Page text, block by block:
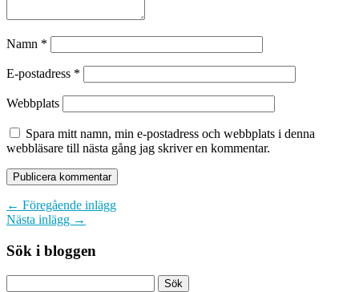
Namn *
E-postadress *
Webbplats
Spara mitt namn, min e-postadress och webbplats i denna
webbläsare till nästa gång jag skriver en kommentar.
← Föregående inlägg
Nästa inlägg →
Sök i bloggen